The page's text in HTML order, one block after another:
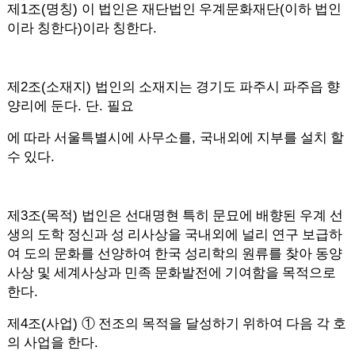
제 1조(명칭) 이 법인은 재단법인 우계문화재단(이하 법인
이라 칭한다)이라 칭한다.
제2조(소재지) 법인의 소재지는 경기도 파주시 파주읍 향
양리에 둔다. 단. 필요
에 따라 서울특별시에 사무소를, 국내외에 지부를 설치 할
수 있다.
제3조(목적) 법인은 선대명현 특히 문묘에 배향된 우계 선
생의 도학 정신과 성 리사상을 국내외에 널리 연구 보급하
여 도의 문화를 선양하여 한국 성리학의 원류를 찾아 동양
사상 및 세계사상과 민족 문화발전에 기여함을 목적으로
한다.
제4조(사업) ① 전조의 목적을 달성하기 위하여 다음 각 호
의 사업을 한다.